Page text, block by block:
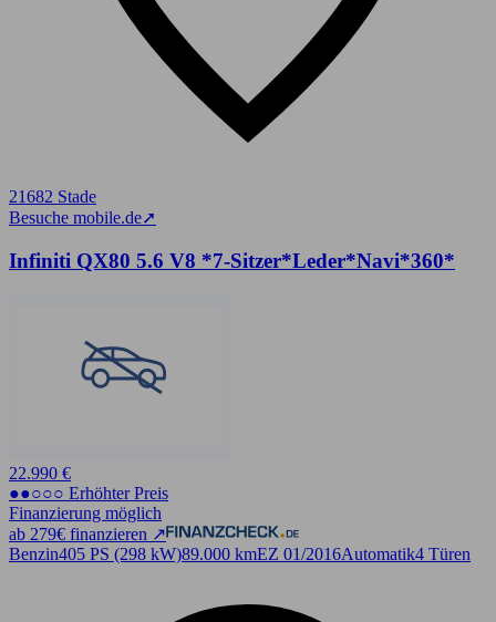
21682 Stade
Besuche mobile.de➚
Infiniti QX80 5.6 V8 *7-Sitzer*Leder*Navi*360*
22.990 €
●●○○○ Erhöhter Preis
Finanzierung möglich
ab 279€ finanzieren ↗
Benzin405 PS (298 kW)89.000 kmEZ 01/2016Automatik4 Türen